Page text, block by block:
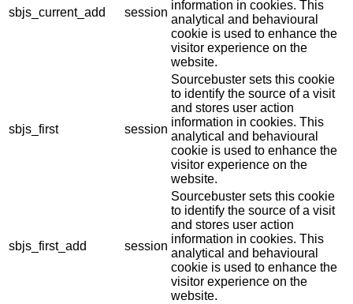
sbjs_current_add session
information in cookies. This
analytical and behavioural
cookie is used to enhance the
visitor experience on the
website.
sbjs_first session
Sourcebuster sets this cookie
to identify the source of a visit
and stores user action
information in cookies. This
analytical and behavioural
cookie is used to enhance the
visitor experience on the
website.
sbjs_first_add session
Sourcebuster sets this cookie
to identify the source of a visit
and stores user action
information in cookies. This
analytical and behavioural
cookie is used to enhance the
visitor experience on the
website.